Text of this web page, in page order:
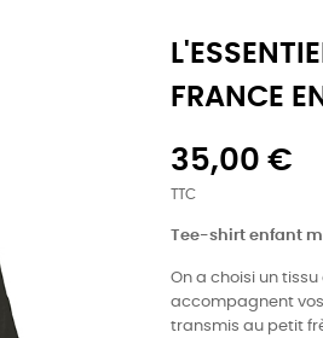
FRANCE
35,00 €
TTC
Tee-shirt enfant
On a choisi un
accompagnent
transmis au petit